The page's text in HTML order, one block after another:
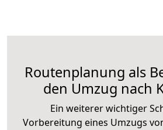
Routenplanung als
den Umzug nach
Ein weiterer wichtiger
Vorbereitung eines Umzugs